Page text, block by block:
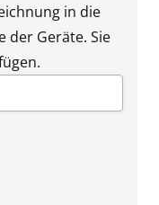
in die
der Geräte. Sie